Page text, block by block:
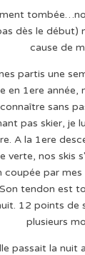
dès le début)
cause de
partis une
en 1ere
sans
pas skier, je
A la 1ere
verte, nos skis
coupée par
tendon est
12 points de
plusieurs
passait la nuit